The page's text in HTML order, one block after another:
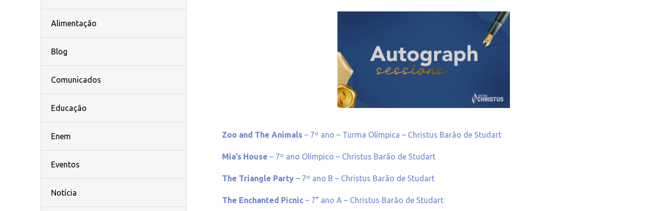
Alimentação
Blog
Comunicados
Educação
Enem
Eventos
Notícia
Zoo and The Animals– 7º ano – Turma Olímpica – Christus Barão de Studart
Mia’s House – 7º ano Olímpico – Christus Barão de Studart
The Triangle Party– 7º ano B – Christus Barão de Studart
The Enchanted Picnic– 7° ano A – Christus Barão de Studart